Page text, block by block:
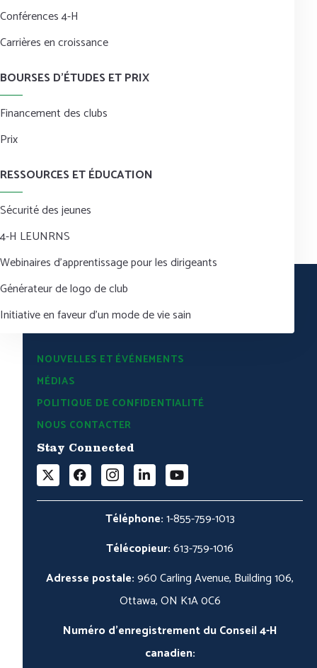
Conférences 4-H
Carrières en croissance
BOURSES D’ÉTUDES ET PRIX
Financement des clubs
Prix
RESSOURCES ET ÉDUCATION
Sécurité des jeunes
4-H LEUNRNS
Webinaires d’apprentissage pour les dirigeants
Générateur de logo de club
Initiative en faveur d’un mode de vie sain
NOUVELLES ET ÉVÉNEMENTS
MÉDIAS
POLITIQUE DE CONFIDENTIALITÉ
NOUS CONTACTER
Stay Connected
Téléphone:1-855-759-1013
Télécopieur:613-759-1016
Adresse postale:960 Carling Avenue, Building 106,
Ottawa, ON K1A 0C6
Numéro d'enregistrement du Conseil 4-H
canadien: